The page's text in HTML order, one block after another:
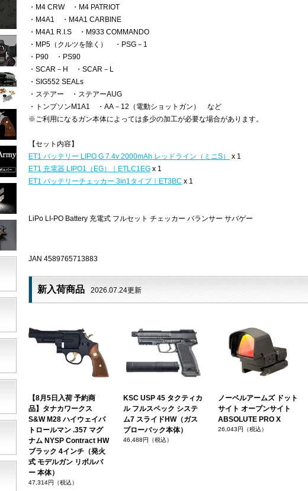
・M4 CRW ・M4 PATRIOT
・M4A1 ・M4A1 CARBINE
・M4A1 R.I.S ・M933 COMMANDO
・MP5（クルツを除く） ・PSG－1
・P90 ・PS90
・SCAR－H ・SCAR－L
・SIG552 SEALs
・ステアー ・ステアーAUG
・トンプソンM1A1 ・AA－12（電動ショットガン） など
※ご利用になるガン本体によっては多少の加工が必要な場合があります。
【セット内容】
ET1 バッテリー LIPO G 7.4v 2000mAh レッドライン（ミニS）
x 1
ET1 充電器 LIPO1（EG）｜ETLC1EG x 1
ET1 バッテリーチェッカー 3in1タイプ｜ET3BC x 1
LiPo LI-PO Battery 充電式 フルセット チェッカー バランサー サバゲー
JAN 4589765713883
新入荷商品 2026.07.24更新
【8月5日入荷 予約商
品】タナカワークス
S&W M28 ハイウェイパ
トロールマン .357 マグ
ナム NYSP Contract HW
ブラック 4インチ（発火
式 モデルガン リボルバ
ー 本体）
47,314円（税込）
KSC USP 45 タクティカ
ル フルスペック システ
ム7 スライドHW（ガス
ブローバック本体）
46,488円（税込）
ノーベルアームズ ドット
サイト オープンサイト
ABSOLUTE PRO X
26,043円（税込）